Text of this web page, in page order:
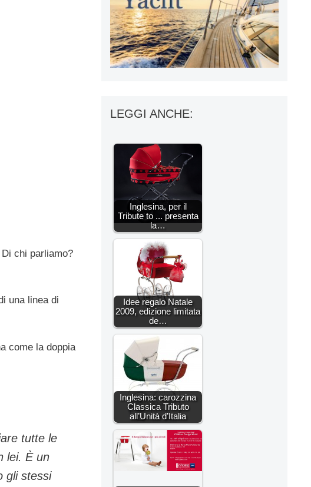
chi parliamo?
una linea di
come la doppia
tutte le
lei. È un
gli stessi
LEGGI ANCHE:
Inglesina, per il
Tribute to ... presenta
la…
Idee regalo Natale
2009, edizione limitata
de…
Inglesina: carozzina
Classica Tributo
all’Unità d’Italia